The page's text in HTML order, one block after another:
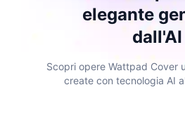
elegante
dall'AI
Scopri opere Wattpad Cover
create con tecnologia AI